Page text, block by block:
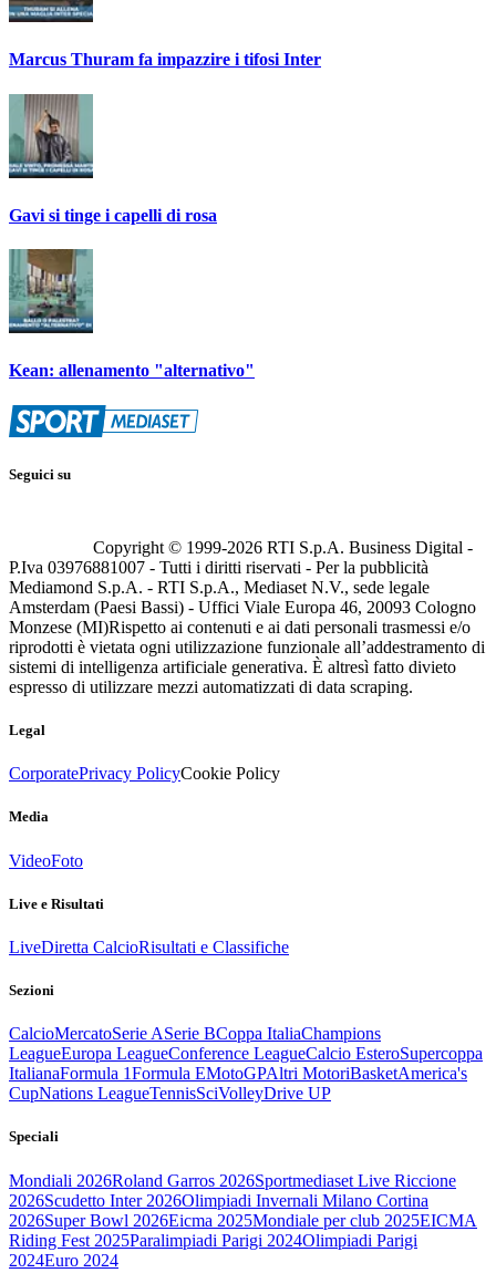
Marcus Thuram fa impazzire i tifosi Inter
Gavi si tinge i capelli di rosa
Kean: allenamento "alternativo"
Seguici su
Copyright © 1999-2026 RTI S.p.A. Business Digital -
P.Iva 03976881007 - Tutti i diritti riservati - Per la pubblicità
Mediamond S.p.A. - RTI S.p.A., Mediaset N.V., sede legale
Amsterdam (Paesi Bassi) - Uffici Viale Europa 46, 20093 Cologno
Monzese (MI)Rispetto ai contenuti e ai dati personali trasmessi e/o
riprodotti è vietata ogni utilizzazione funzionale all’addestramento di
sistemi di intelligenza artificiale generativa. È altresì fatto divieto
espresso di utilizzare mezzi automatizzati di data scraping.
Legal
CorporatePrivacy PolicyCookie Policy
Media
VideoFoto
Live e Risultati
LiveDiretta CalcioRisultati e Classifiche
Sezioni
CalcioMercatoSerie ASerie BCoppa ItaliaChampions
LeagueEuropa LeagueConference LeagueCalcio EsteroSupercoppa
ItalianaFormula 1Formula EMotoGPAltri MotoriBasketAmerica's
CupNations LeagueTennisSciVolleyDrive UP
Speciali
Mondiali 2026Roland Garros 2026Sportmediaset Live Riccione
2026Scudetto Inter 2026Olimpiadi Invernali Milano Cortina
2026Super Bowl 2026Eicma 2025Mondiale per club 2025EICMA
Riding Fest 2025Paralimpiadi Parigi 2024Olimpiadi Parigi
2024Euro 2024